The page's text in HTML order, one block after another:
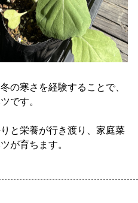
の寒さを経験することで、
です。
と栄養が行き渡り、家庭菜
が育ちます。